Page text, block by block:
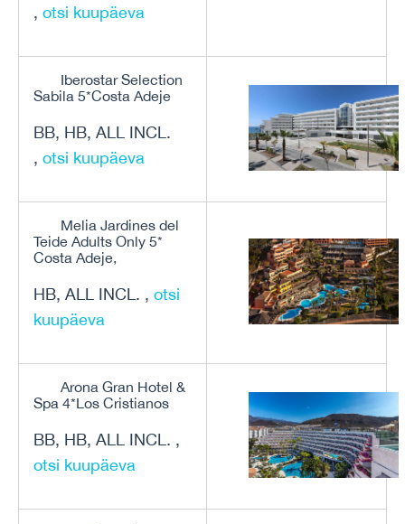
, otsi kuupäeva
Iberostar Selection
Sabila 5*Costa Adeje
BB, HB, ALL INCL.
, otsi kuupäeva
Melia Jardines del
Teide Adults Only 5*
Costa Adeje,
HB, ALL INCL. , otsi
kuupäeva
Arona Gran Hotel &
Spa 4*Los Cristianos
BB, HB, ALL INCL. ,
otsi kuupäeva